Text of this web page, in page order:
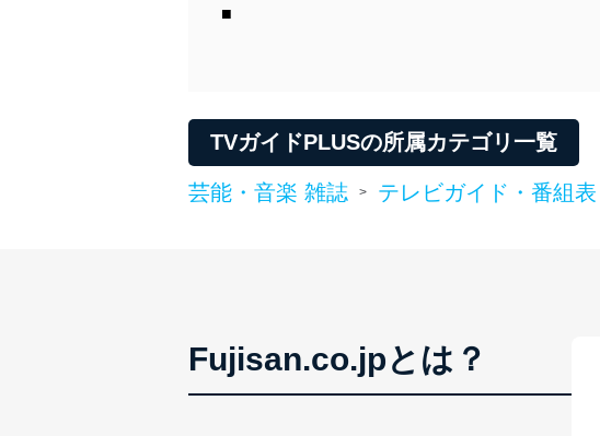
個人データを取り扱うことのできる機
しています。
アクセス者の識別と認証
としています。
情報システムの使用に伴う漏洩等の防止
■
TVガイドPLUSの所属カテゴリ一覧
芸能・音楽 雑誌 > テレビガイド・番組
Fujisan.co.jpとは？